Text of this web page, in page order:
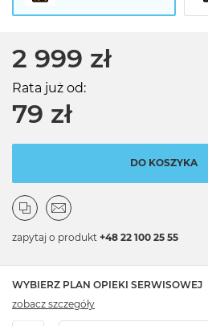
2 999 zł
Rata już od:
79 zł
DO KOSZYKA
zapytaj o produkt +48 22 100 25 55
WYBIERZ PLAN OPIEKI SERWISOWEJ
zobacz szczegóły